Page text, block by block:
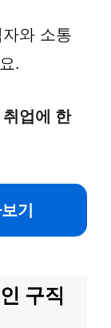
와 소통
.
업에 한
기
구직